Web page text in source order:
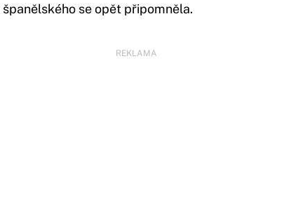
se opět připomněla.
REKLAMA